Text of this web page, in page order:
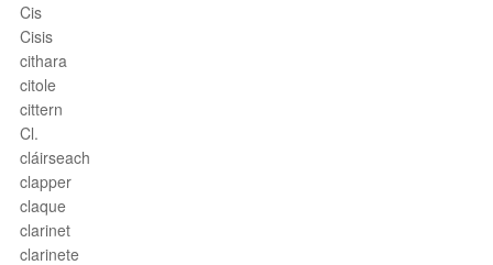
Cis
Cisis
cithara
citole
cittern
Cl.
cláirseach
clapper
claque
clarinet
clarinete